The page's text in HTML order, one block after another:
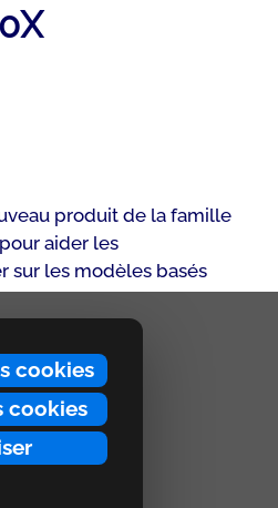
cookies
cookies
produit de la famille
aider les
sur les modèles basés